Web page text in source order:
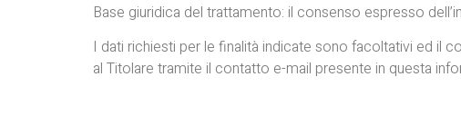
Base giuridica del trattamento: il consenso espresso
I dati richiesti per le finalità indicate sono facoltativi ed il
al Titolare tramite il contatto e-mail presente in questa